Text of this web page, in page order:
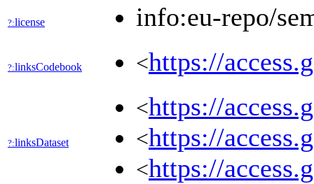
?:license info:eu-repo/
?:linksCodebook <https://
?:linksDataset
<https://
<https://
<https://